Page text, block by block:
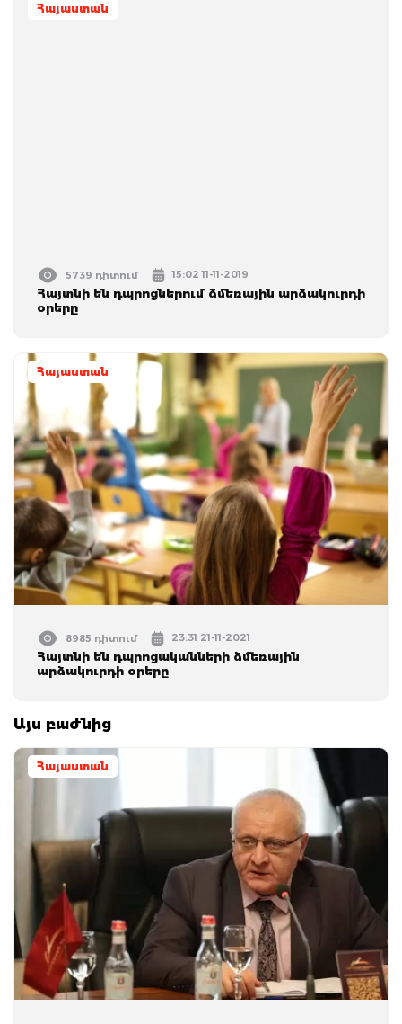
Հայաստան
5739 դիտում 15:02 11-11-2019
Հայտնի են դպրոցներում ձմեռային արձակուրդի
օրերը
Հայաստան
8985 դիտում 23:31 21-11-2021
Հայտնի են դպրոցականների ձմեռային
արձակուրդի օրերը
Այս բաժնից
Հայաստան